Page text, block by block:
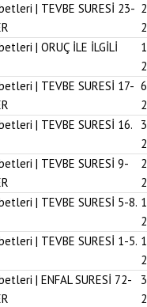
| TEVBE SURESİ 23-
| ORUÇ İLE İLGİLİ
| TEVBE SURESİ 17-
| TEVBE SURESİ 16.
| TEVBE SURESİ 9-
| TEVBE SURESİ 5-8.
| TEVBE SURESİ 1-5.
| ENFAL SURESİ 72-